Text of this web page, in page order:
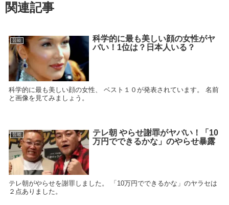
関連記事
芸能
科学的に最も美しい顔の女性がヤ
バい！1位は？日本人いる？
科学的に最も美しい顔の女性、 ベスト１０が発表されています。 名前
と画像を見てみましょう。
芸能
テレ朝 やらせ謝罪がヤバい！「10
万円でできるかな」のやらせ暴露
テレ朝がやらせを謝罪しました。 「10万円でできるかな」のヤラセは
２点ありました。